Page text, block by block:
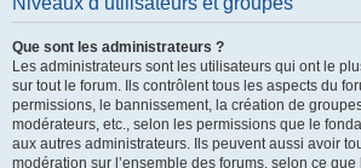
Que sont les administrateurs ?
Les administrateurs sont les utilisateurs qui ont le
sur tout le forum. Ils contrôlent tous les aspects du
permissions, le bannissement, la création de
modérateurs, etc., selon les permissions que le
aux autres administrateurs. Ils peuvent aussi avoir
modération sur l’ensemble des forums, selon ce